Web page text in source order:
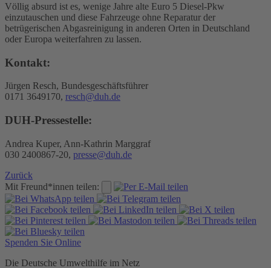
Völlig absurd ist es, wenige Jahre alte Euro 5 Diesel-Pkw
einzutauschen und diese Fahrzeuge ohne Reparatur der
betrügerischen Abgasreinigung in anderen Orten in Deutschland
oder Europa weiterfahren zu lassen.
Kontakt:
Jürgen Resch, Bundesgeschäftsführer
0171 3649170, resch@duh.de
DUH-Pressestelle:
Andrea Kuper, Ann-Kathrin Marggraf
030 2400867-20, presse@duh.de
Zurück
Mit Freund*innen teilen:
Spenden Sie Online
Die Deutsche Umwelthilfe im Netz